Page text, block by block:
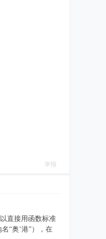
举报
直接用函数标准
“奥‘港”），在